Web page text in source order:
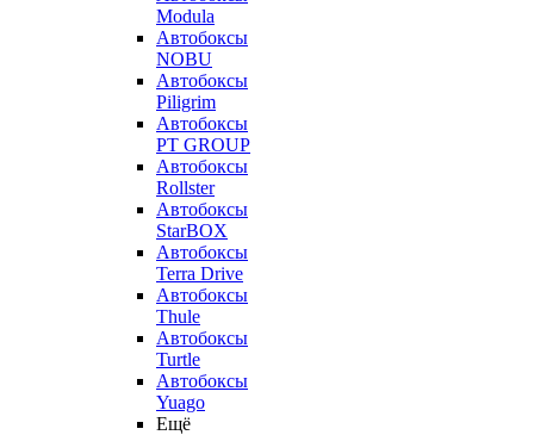
Modula
Автобоксы
NOBU
Автобоксы
Piligrim
Автобоксы
PT GROUP
Автобоксы
Rollster
Автобоксы
StarBOX
Автобоксы
Terra Drive
Автобоксы
Thule
Автобоксы
Turtle
Автобоксы
Yuago
Ещё